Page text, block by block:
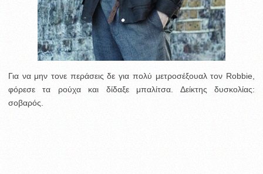
Για να μην τονε περάσεις δε για πολύ μετροσέξουαλ τον Robbie,
φόρεσε τα ρούχα και δίδαξε μπαλίτσα. Δείκτης δυσκολίας:
σοβαρός.